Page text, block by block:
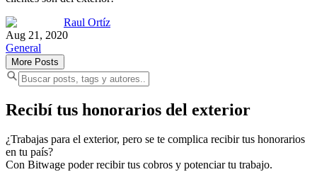
Raul Ortíz
Aug 21, 2020
General
More Posts
Recibí tus honorarios del exterior
¿Trabajas para el exterior, pero se te complica recibir tus honorarios
en tu país?
Con Bitwage poder recibir tus cobros y potenciar tu trabajo.